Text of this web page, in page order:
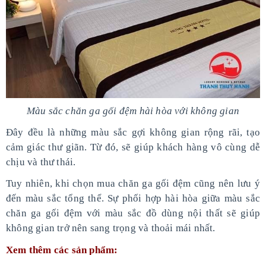
Màu sắc chăn ga gối đệm hài hòa với không gian
Đây đều là những màu sắc gợi không gian rộng rãi, tạo
cảm giác thư giãn. Từ đó, sẽ giúp khách hàng vô cùng dễ
chịu và thư thái.
Tuy nhiên, khi chọn mua chăn ga gối đệm cũng nên lưu ý
đến màu sắc tổng thể. Sự phối hợp hài hòa giữa màu sắc
chăn ga gối đệm với màu sắc đồ dùng nội thất sẽ giúp
không gian trở nên sang trọng và thoải mái nhất.
Xem thêm các sản phẩm: